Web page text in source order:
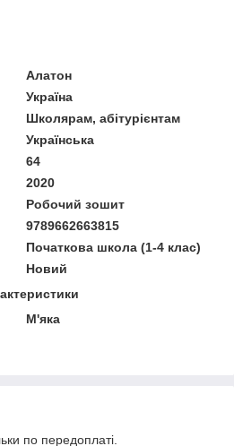
Алатон
Україна
Школярам, абітурієнтам
Українська
64
2020
Робочий зошит
9789662663815
Початкова школа (1-4 клас)
Новий
М'яка
по передоплаті.